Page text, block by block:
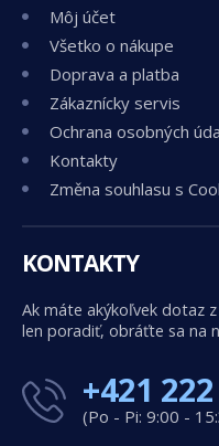
Môj účet
Všetko o nákupe
Doprava a platba
Zákaznícky servis
Ochrana osobných
Kontakty
Změna souhlasu s
KONTAKTY
Ak máte akýkoľvek dotaz
len poradiť, obráťte sa na
+421
(Po - Pi: 9:00 -